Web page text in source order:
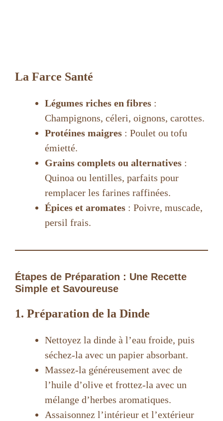
La Farce Santé
Légumes riches en fibres :
Champignons, céleri, oignons, carottes.
Protéines maigres : Poulet ou tofu
émietté.
Grains complets ou alternatives :
Quinoa ou lentilles, parfaits pour
remplacer les farines raffinées.
Épices et aromates : Poivre, muscade,
persil frais.
Étapes de Préparation : Une Recette
Simple et Savoureuse
1. Préparation de la Dinde
Nettoyez la dinde à l’eau froide, puis
séchez-la avec un papier absorbant.
Massez-la généreusement avec de
l’huile d’olive et frottez-la avec un
mélange d’herbes aromatiques.
Assaisonnez l’intérieur et l’extérieur